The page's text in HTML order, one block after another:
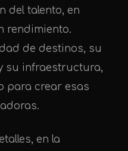
del talento, en
rendimiento.
de destinos, su
su infraestructura,
para crear esas
en la